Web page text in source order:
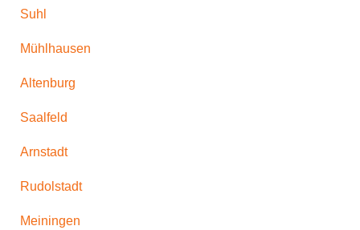
Suhl
Mühlhausen
Altenburg
Saalfeld
Arnstadt
Rudolstadt
Meiningen